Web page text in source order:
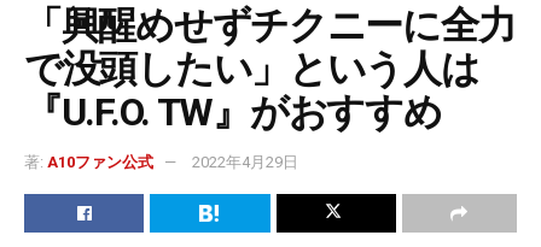
「興醒めせずチクニーに全力
で没頭したい」という人は
『U.F.O. TW』がおすすめ
著: A10ファン公式 2022年4月29日